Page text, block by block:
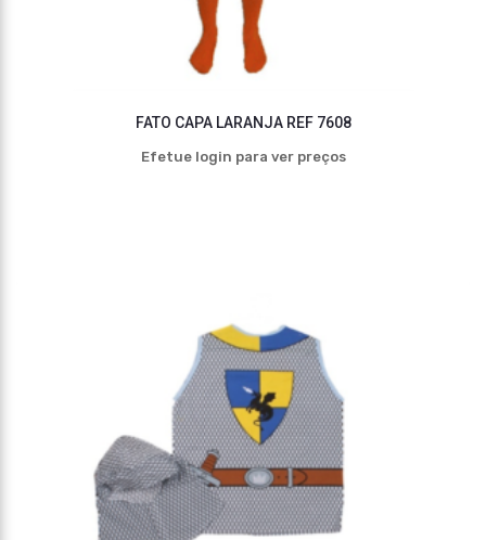
FATO CAPA LARANJA REF 7608
Efetue login para ver preços